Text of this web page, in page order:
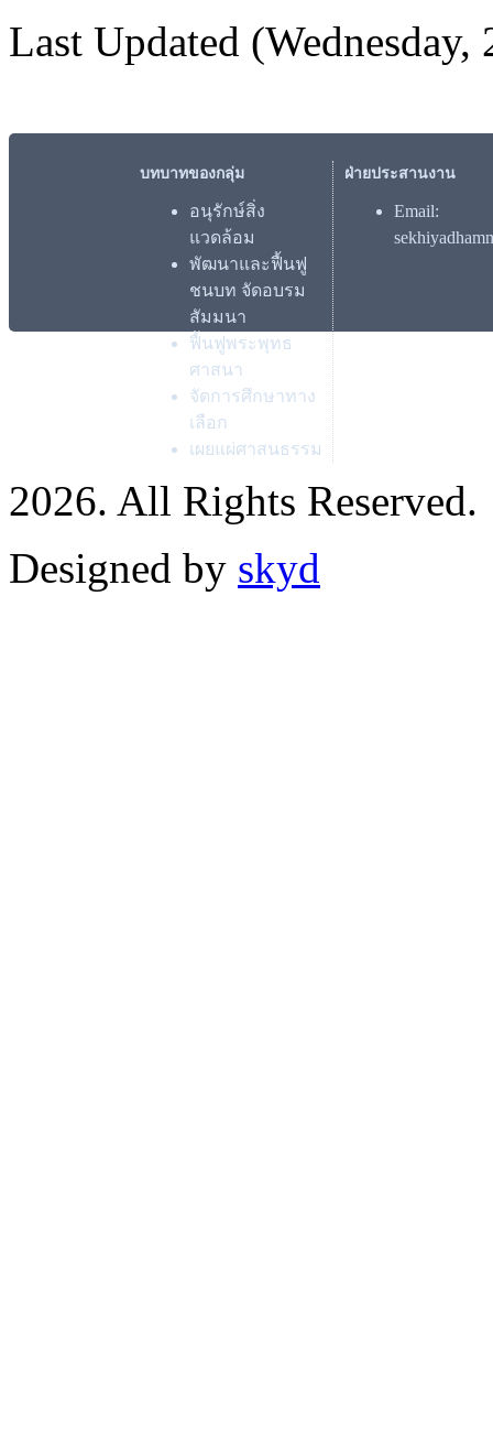
Last Updated
บทบาทของกลุ่ม
อนุรักษ์สิ่ง
แวดล้อม
พัฒนาและฟื้นฟู
ชนบท จัดอบรม
สัมมนา
ฟื้นฟูพระพุทธ
ศาสนา
จัดการศึกษาทาง
เลือก
เผยแผ่ศาสนธรรม
ฝ่ายประสานงาน
Email:
2026. All Rights Reserved.
Designed by skyd